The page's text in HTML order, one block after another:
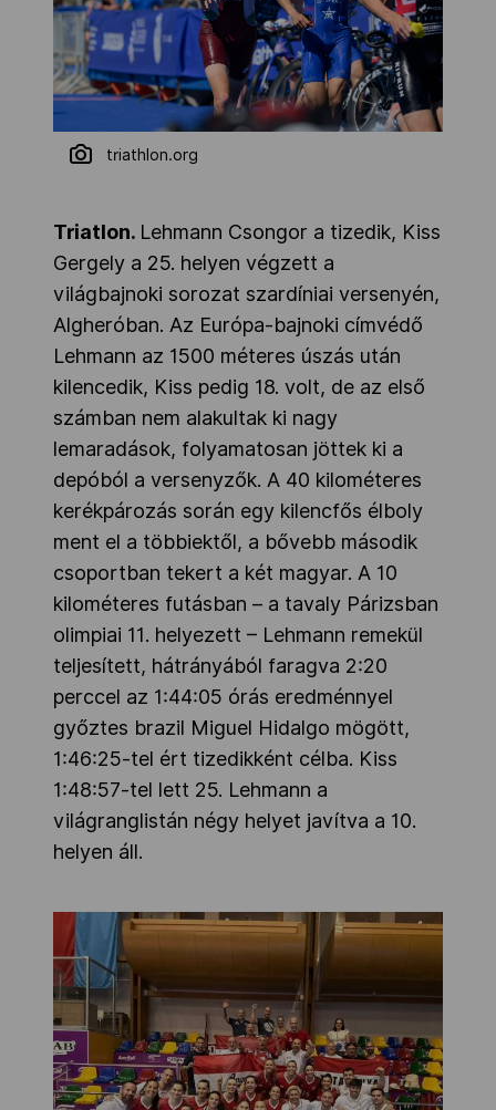
triathlon.org
Triatlon. Lehmann Csongor a tizedik, Kiss
Gergely a 25. helyen végzett a
világbajnoki sorozat szardíniai versenyén,
Algheróban. Az Európa-bajnoki címvédő
Lehmann az 1500 méteres úszás után
kilencedik, Kiss pedig 18. volt, de az első
számban nem alakultak ki nagy
lemaradások, folyamatosan jöttek ki a
depóból a versenyzők. A 40 kilométeres
kerékpározás során egy kilencfős élboly
ment el a többiektől, a bővebb második
csoportban tekert a két magyar. A 10
kilométeres futásban – a tavaly Párizsban
olimpiai 11. helyezett – Lehmann remekül
teljesített, hátrányából faragva 2:20
perccel az 1:44:05 órás eredménnyel
győztes brazil Miguel Hidalgo mögött,
1:46:25-tel ért tizedikként célba. Kiss
1:48:57-tel lett 25. Lehmann a
világranglistán négy helyet javítva a 10.
helyen áll.